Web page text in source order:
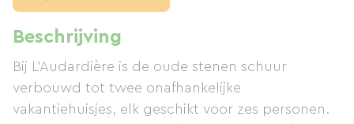
Beschrijving
Bij L'Audardière is de oude stenen schuur
verbouwd tot twee onafhankelijke
vakantiehuisjes, elk geschikt voor zes personen.